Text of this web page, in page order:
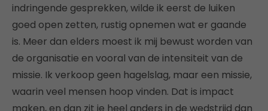
indringende gesprekken, wilde ik eerst de luiken
goed open zetten, rustig opnemen wat er gaande
is. Meer dan elders moest ik mij bewust worden van
de organisatie en vooral van de intensiteit van de
missie. Ik verkoop geen hagelslag, maar een missie,
waarin veel mensen hoop vinden. Dat is impact
maken, en dan zit je heel anders in de wedstrijd dan